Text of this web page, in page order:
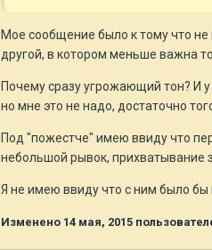
Мое сообщение было к тому что не
другой, в котором меньше важна
Почему сразу угрожающий тон? И
но мне это не надо, достаточно
Под "пожестче" имею ввиду что
небольшой рывок, прихватывание
Я не имею ввиду что с ним было
Изменено 14 мая, 2015